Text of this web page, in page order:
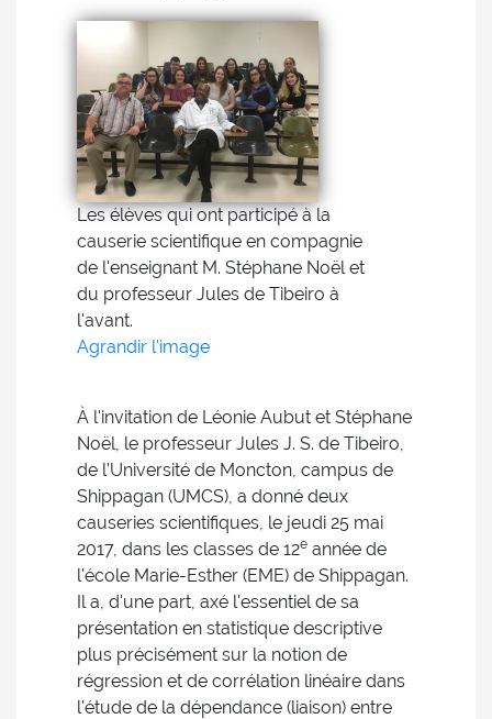
Les élèves qui ont participé à la
causerie scientifique en compagnie
de l'enseignant M. Stéphane Noël et
du professeur Jules de Tibeiro à
l'avant.
Agrandir l'image
À l'invitation de Léonie Aubut et Stéphane
Noël, le professeur Jules J. S. de Tibeiro,
de l’Université de Moncton, campus de
Shippagan (UMCS), a donné deux
causeries scientifiques, le jeudi 25 mai
2017, dans les classes de 12e année de
l'école Marie-Esther (EME) de Shippagan.
Il a, d'une part, axé l'essentiel de sa
présentation en statistique descriptive
plus précisément sur la notion de
régression et de corrélation linéaire dans
l'étude de la dépendance (liaison) entre